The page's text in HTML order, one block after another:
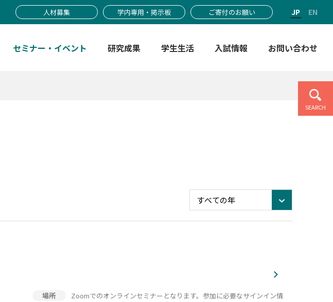
セミナー・イベント 研究成果 学生生活 入試情報 お問い合わせ
人材募集 学内専用・掲示板 ご寄付のお願い JP EN
SEARCH
場所
Zoomでのオンラインセミナーとなります。参加に必要なサインイン情